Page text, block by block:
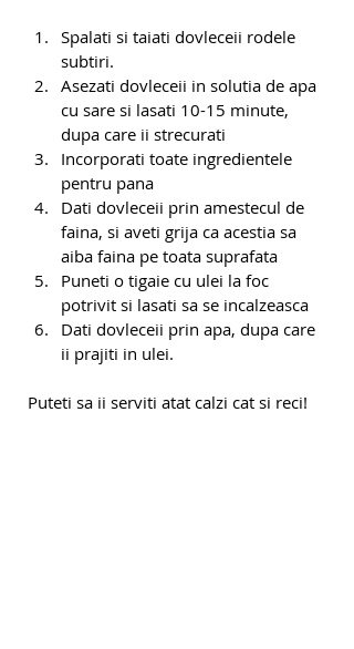
Spalati si taiati dovleceii rodele
subtiri.
Asezati dovleceii in solutia de apa
cu sare si lasati 10-15 minute,
dupa care ii strecurati
Incorporati toate ingredientele
pentru pana
Dati dovleceii prin amestecul de
faina, si aveti grija ca acestia sa
aiba faina pe toata suprafata
Puneti o tigaie cu ulei la foc
potrivit si lasati sa se incalzeasca
Dati dovleceii prin apa, dupa care
ii prajiti in ulei.
Puteti sa ii serviti atat calzi cat si reci!